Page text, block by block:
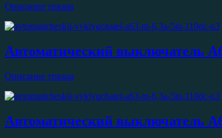
Описание товара
Автоматический выключатель
Описание товара
Автоматический выключатель